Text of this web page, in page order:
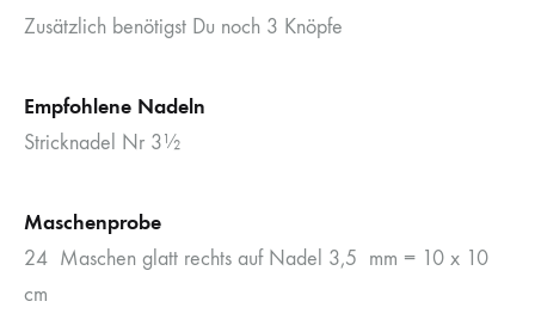
Zusätzlich benötigst Du noch 3 Knöpfe
Empfohlene Nadeln
Stricknadel Nr 3½
Maschenprobe
24 Maschen glatt rechts auf Nadel 3,5 mm = 10 x 10
cm